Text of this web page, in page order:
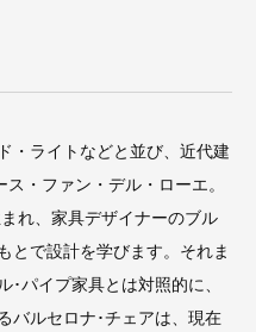
・ライトなどと並び、近代建
・ファン・デル・ローエ。
れ、家具デザイナーのブル
とで設計を学びます。それま
･パイプ家具とは対照的に、
バルセロナ･チェアは、現在